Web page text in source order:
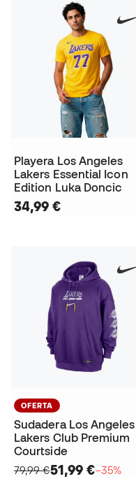
Playera Los Angeles
Lakers Essential Icon
Edition Luka Doncic
34,99 €
OFERTA
Sudadera Los Angeles
Lakers Club Premium
Courtside
79,99 €51,99 €−35%